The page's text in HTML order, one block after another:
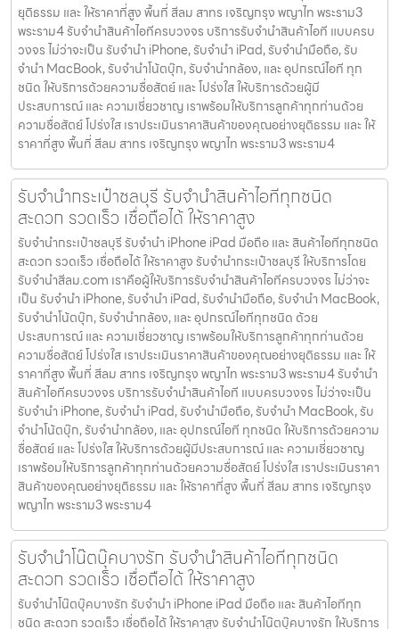
ยุติธรรม และ ให้ราคาที่สูง พื้นที่ สีลม สาทร เจริญกรุง พญาไท พระราม3
พระราม4 รับจำนำสินค้าไอทีครบวงจร บริการรับจำนำสินค้าไอที แบบครบ
วงจร ไม่ว่าจะเป็น รับจำนำ iPhone, รับจำนำ iPad, รับจำนำมือถือ, รับ
จำนำ MacBook, รับจำนำโน้ตบุ๊ก, รับจำนำกล้อง, และ อุปกรณ์ไอที ทุก
ชนิด ให้บริการด้วยความซื่อสัตย์ และ โปร่งใส ให้บริการด้วยผู้มี
ประสบการณ์ และ ความเชี่ยวชาญ เราพร้อมให้บริการลูกค้าทุกท่านด้วย
ความซื่อสัตย์ โปร่งใส เราประเมินราคาสินค้าของคุณอย่างยุติธรรม และ ให้
ราคาที่สูง พื้นที่ สีลม สาทร เจริญกรุง พญาไท พระราม3 พระราม4
รับจำนำกระเป๋าชลบุรี รับจำนำสินค้าไอทีทุกชนิด
สะดวก รวดเร็ว เชื่อถือได้ ให้ราคาสูง
รับจำนำกระเป๋าชลบุรี รับจำนำ iPhone iPad มือถือ และ สินค้าไอทีทุกชนิด
สะดวก รวดเร็ว เชื่อถือได้ ให้ราคาสูง รับจำนำกระเป๋าชลบุรี ให้บริการโดย
รับจํานําสีลม.com เราคือผู้ให้บริการรับจำนำสินค้าไอทีครบวงจร ไม่ว่าจะ
เป็น รับจำนำ iPhone, รับจำนำ iPad, รับจำนำมือถือ, รับจำนำ MacBook,
รับจำนำโน้ตบุ๊ก, รับจำนำกล้อง, และ อุปกรณ์ไอทีทุกชนิด ด้วย
ประสบการณ์ และ ความเชี่ยวชาญ เราพร้อมให้บริการลูกค้าทุกท่านด้วย
ความซื่อสัตย์ โปร่งใส เราประเมินราคาสินค้าของคุณอย่างยุติธรรม และ ให้
ราคาที่สูง พื้นที่ สีลม สาทร เจริญกรุง พญาไท พระราม3 พระราม4 รับจำนำ
สินค้าไอทีครบวงจร บริการรับจำนำสินค้าไอที แบบครบวงจร ไม่ว่าจะเป็น
รับจำนำ iPhone, รับจำนำ iPad, รับจำนำมือถือ, รับจำนำ MacBook, รับ
จำนำโน้ตบุ๊ก, รับจำนำกล้อง, และ อุปกรณ์ไอที ทุกชนิด ให้บริการด้วยความ
ซื่อสัตย์ และ โปร่งใส ให้บริการด้วยผู้มีประสบการณ์ และ ความเชี่ยวชาญ
เราพร้อมให้บริการลูกค้าทุกท่านด้วยความซื่อสัตย์ โปร่งใส เราประเมินราคา
สินค้าของคุณอย่างยุติธรรม และ ให้ราคาที่สูง พื้นที่ สีลม สาทร เจริญกรุง
พญาไท พระราม3 พระราม4
รับจำนำโน๊ตบุ๊คบางรัก รับจำนำสินค้าไอทีทุกชนิด
สะดวก รวดเร็ว เชื่อถือได้ ให้ราคาสูง
รับจำนำโน๊ตบุ๊คบางรัก รับจำนำ iPhone iPad มือถือ และ สินค้าไอทีทุก
ชนิด สะดวก รวดเร็ว เชื่อถือได้ ให้ราคาสูง รับจำนำโน๊ตบุ๊คบางรัก ให้บริการ